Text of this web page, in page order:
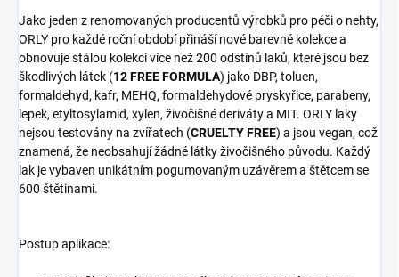
Jako jeden z renomovaných producentů výrobků pro péči o nehty,
ORLY pro každé roční období přináší nové barevné kolekce a
obnovuje stálou kolekci více než 200 odstínů laků, které jsou bez
škodlivých látek (12 FREE FORMULA) jako DBP, toluen,
formaldehyd, kafr, MEHQ, formaldehydové pryskyřice, parabeny,
lepek, etyltosylamid, xylen, živočišné deriváty a MIT. ORLY laky
nejsou testovány na zvířatech (CRUELTY FREE) a jsou vegan, což
znamená, že neobsahují žádné látky živočišného původu. Každý
lak je vybaven unikátním pogumovaným uzávěrem a štětcem se
600 štětinami.
Postup aplikace: